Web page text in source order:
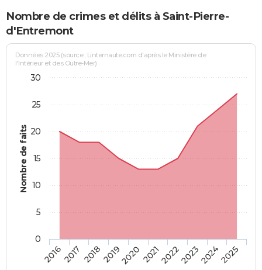
Nombre de crimes et délits à Saint-Pierre-
d'Entremont
Nombre de faits
Données 2025 (source : Linternaute.com d'après le Ministère de
l'Intérieur et des Outre-Mer)
20162017 20182019202020212022202320242025
0
5
10
15
20
25
30